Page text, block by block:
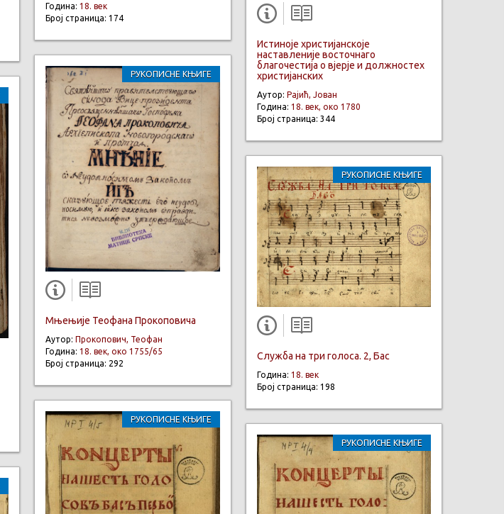
Година: 18. век
Број страница: 174
РУКОПИСНЕ КЊИГЕ
Мњењије Теофана Прокоповича
Аутор: Прокопович, Теофан
Година: 18. век, око 1755/65
Број страница: 292
РУКОПИСНЕ КЊИГЕ
Истиноје христијанскоје
наставленије восточнаго
благочестија о вјерје и должностех
христијанских
Аутор: Рајић, Јован
Година: 18. век, око 1780
Број страница: 344
РУКОПИСНЕ КЊИГЕ
Служба на три голоса. 2, Бас
Година: 18. век
Број страница: 198
РУКОПИСНЕ КЊИГЕ